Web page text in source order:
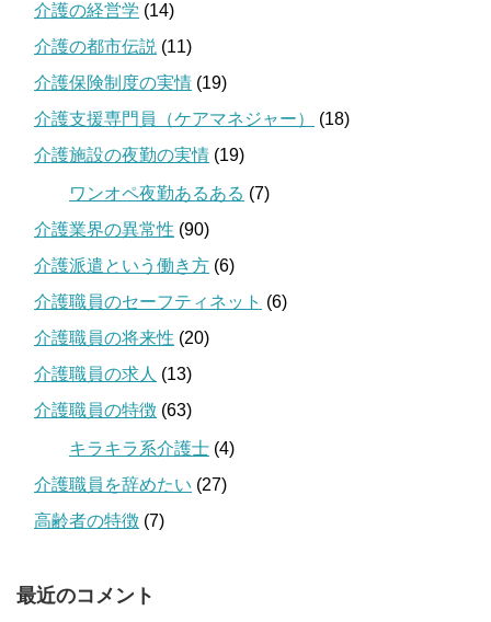
介護の経営学 (14)
介護の都市伝説 (11)
介護保険制度の実情 (19)
介護支援専門員（ケアマネジャー）
(18)
介護施設の夜勤の実情 (19)
ワンオペ夜勤あるある (7)
介護業界の異常性 (90)
介護派遣という働き方 (6)
介護職員のセーフティネット (6)
介護職員の将来性 (20)
介護職員の求人 (13)
介護職員の特徴 (63)
キラキラ系介護士 (4)
介護職員を辞めたい (27)
高齢者の特徴 (7)
最近のコメント